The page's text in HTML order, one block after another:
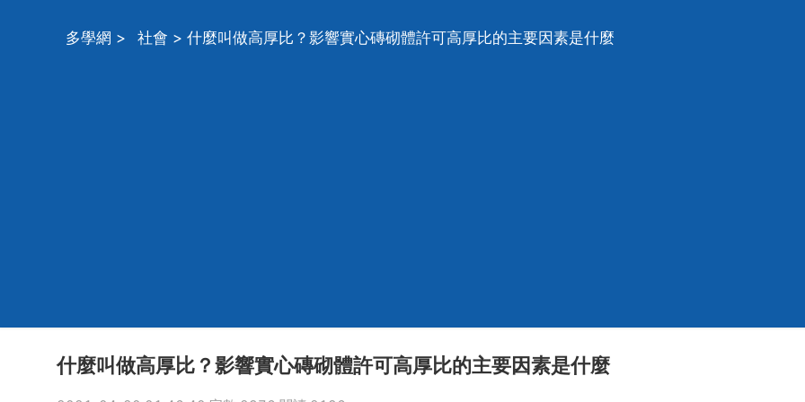
多學網 > 社會 > 什麼叫做高厚比？影響實心磚砌體許可高厚比的主要因素是什麼
什麼叫做高厚比？影響實心磚砌體許可高厚比的主要因素是什麼